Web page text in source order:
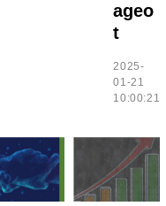
ageo
t
2025-
01-21
10:00:21